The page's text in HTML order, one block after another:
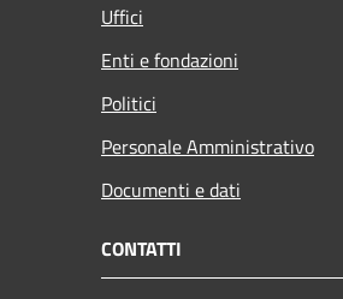
Uffici
Enti e fondazioni
Politici
Personale Amministrativo
Documenti e dati
CONTATTI